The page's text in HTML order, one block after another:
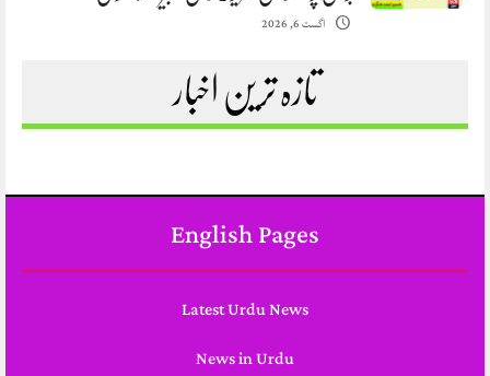
اگست 6, 2026
تازہ ترین اخبار
English Pages
Latest Urdu News
News in Urdu